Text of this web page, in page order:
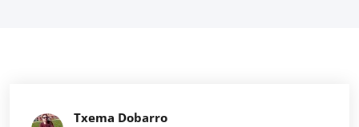
Txema Dobarro